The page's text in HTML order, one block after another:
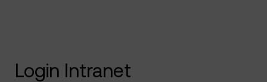
Login Intranet